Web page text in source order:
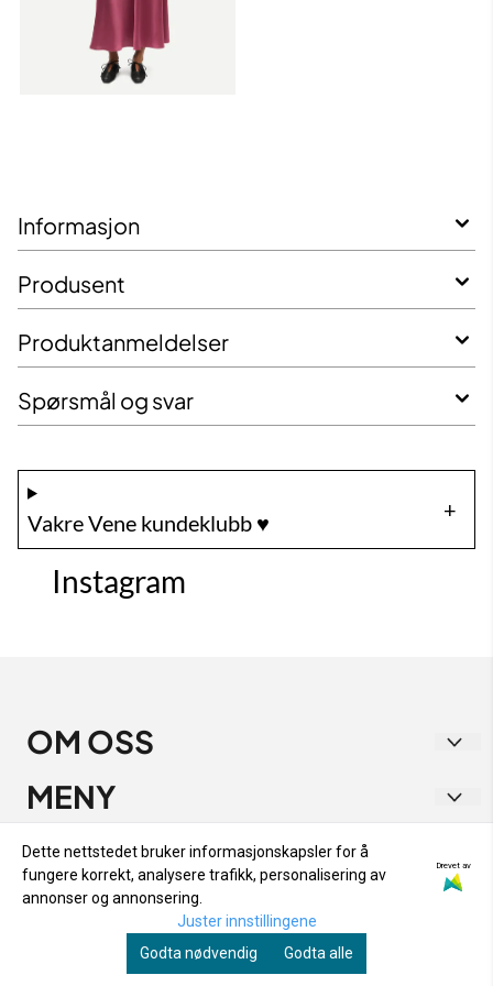
Informasjon
Produsent
Produktanmeldelser
Spørsmål og svar
Vakre Vene kundeklubb ♥️
Instagram
OM OSS
Vakre Vene
Strandgata 1
Org. nr. 933 282 538
MENY
PERSONVERN
SALGSBETINGELSER
INFO
RETUR OG BYTTE
NYHETSBREV
Registrer deg for å motta nyheter og tilbud!
Dette nettstedet bruker informasjonskapsler for å
fungere korrekt, analysere trafikk, personalisering av
annonser og annonsering.
Drevet av
Juster innstillingene
Godta nødvendig
Godta alle